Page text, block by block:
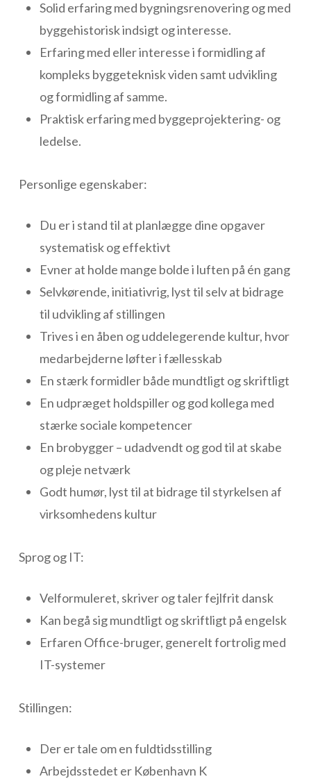
Solid erfaring med bygningsrenovering og med
byggehistorisk indsigt og interesse.
Erfaring med eller interesse i formidling af
kompleks byggeteknisk viden samt udvikling
og formidling af samme.
Praktisk erfaring med byggeprojektering- og
ledelse.
Personlige egenskaber:
Du er i stand til at planlægge dine opgaver
systematisk og effektivt
Evner at holde mange bolde i luften på én gang
Selvkørende, initiativrig, lyst til selv at bidrage
til udvikling af stillingen
Trives i en åben og uddelegerende kultur, hvor
medarbejderne løfter i fællesskab
En stærk formidler både mundtligt og skriftligt
En udpræget holdspiller og god kollega med
stærke sociale kompetencer
En brobygger – udadvendt og god til at skabe
og pleje netværk
Godt humør, lyst til at bidrage til styrkelsen af
virksomhedens kultur
Sprog og IT:
Velformuleret, skriver og taler fejlfrit dansk
Kan begå sig mundtligt og skriftligt på engelsk
Erfaren Office-bruger, generelt fortrolig med
IT-systemer
Stillingen:
Der er tale om en fuldtidsstilling
Arbejdsstedet er København K